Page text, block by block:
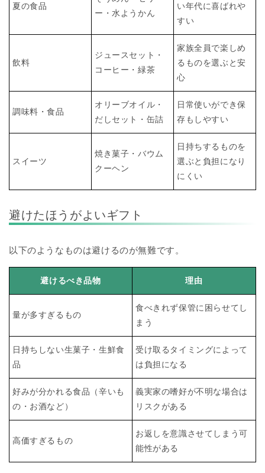
夏の食品
ー・水ようかん
い年代に喜ばれや
すい
飲料
ジュースセット・
コーヒー・緑茶
家族全員で楽しめ
るものを選ぶと安
心
調味料・食品
オリーブオイル・
だしセット・缶詰
日常使いができ保
存もしやすい
スイーツ
焼き菓子・バウム
クーヘン
日持ちするものを
選ぶと負担になり
にくい
避けたほうがよいギフト
以下のようなものは避けるのが無難です。
避けるべき品物 理由
量が多すぎるもの
食べきれず保管に困らせてし
まう
日持ちしない生菓子・生鮮食
品
受け取るタイミングによって
は負担になる
好みが分かれる食品（辛いも
の・お酒など）
義実家の嗜好が不明な場合は
リスクがある
高価すぎるもの
お返しを意識させてしまう可
能性がある